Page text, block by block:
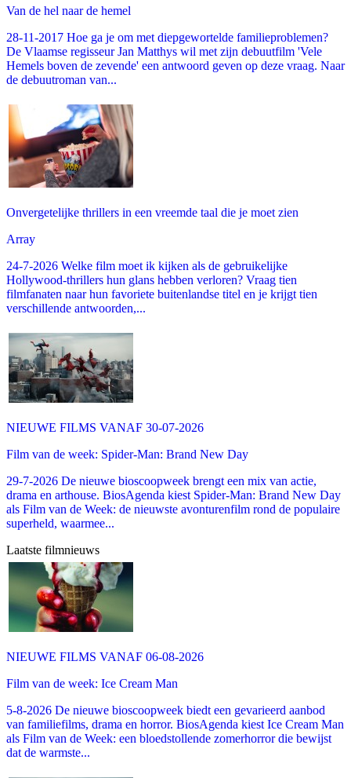
Van de hel naar de hemel
28-11-2017 Hoe ga je om met diepgewortelde familieproblemen?
De Vlaamse regisseur Jan Matthys wil met zijn debuutfilm 'Vele
Hemels boven de zevende' een antwoord geven op deze vraag. Naar
de debuutroman van...
Onvergetelijke thrillers in een vreemde taal die je moet zien
Array
24-7-2026 Welke film moet ik kijken als de gebruikelijke
Hollywood-thrillers hun glans hebben verloren? Vraag tien
filmfanaten naar hun favoriete buitenlandse titel en je krijgt tien
verschillende antwoorden,...
NIEUWE FILMS VANAF 30-07-2026
Film van de week: Spider-Man: Brand New Day
29-7-2026 De nieuwe bioscoopweek brengt een mix van actie,
drama en arthouse. BiosAgenda kiest Spider-Man: Brand New Day
als Film van de Week: de nieuwste avonturenfilm rond de populaire
superheld, waarmee...
Laatste filmnieuws
NIEUWE FILMS VANAF 06-08-2026
Film van de week: Ice Cream Man
5-8-2026 De nieuwe bioscoopweek biedt een gevarieerd aanbod
van familiefilms, drama en horror. BiosAgenda kiest Ice Cream Man
als Film van de Week: een bloedstollende zomerhorror die bewijst
dat de warmste...